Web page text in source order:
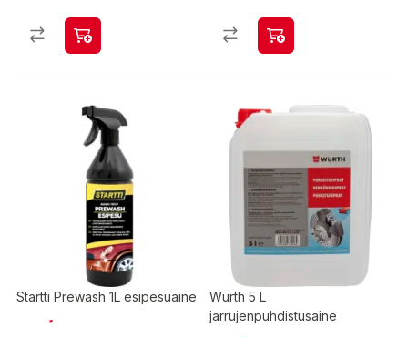
Startti Prewash 1L esipesuaine
Wurth 5 L
jarrujenpuhdistusaine